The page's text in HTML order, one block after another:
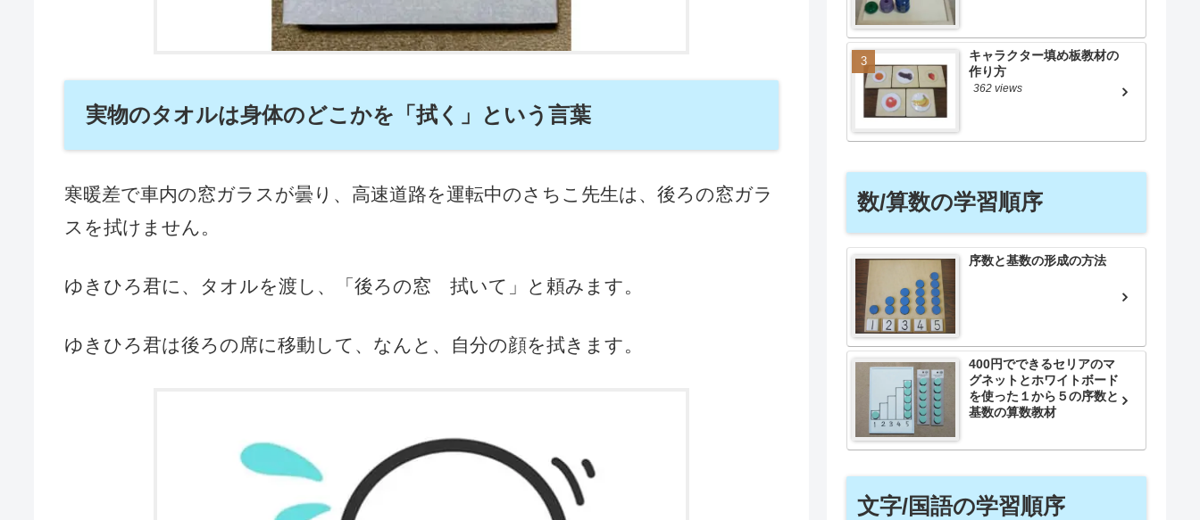
実物のタオルは身体のどこかを「拭く」という言葉
寒暖差で車内の窓ガラスが曇り、高速道路を運転中のさちこ先生は、後ろの窓ガラ
スを拭けません。
ゆきひろ君に、タオルを渡し、「後ろの窓 拭いて」と頼みます。
ゆきひろ君は後ろの席に移動して、なんと、自分の顔を拭きます。
キャラクター填め板教材の
作り方
362 views
数/算数の学習順序
序数と基数の形成の方法
400円でできるセリアのマ
グネットとホワイトボード
を使った１から５の序数と
基数の算数教材
文字/国語の学習順序